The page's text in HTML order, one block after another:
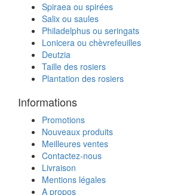
Spiraea ou spirées
Salix ou saules
Philadelphus ou seringats
Lonicera ou chèvrefeuilles
Deutzia
Taille des rosiers
Plantation des rosiers
Informations
Promotions
Nouveaux produits
Meilleures ventes
Contactez-nous
Livraison
Mentions légales
A propos